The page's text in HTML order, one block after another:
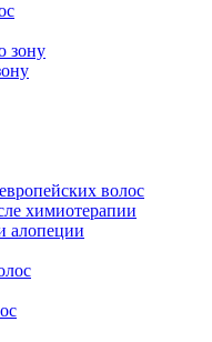
зону
волос
химиотерапии
алопеции